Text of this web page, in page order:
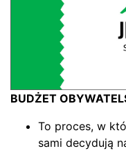
BUDŻET
To proces, w
sami decydują